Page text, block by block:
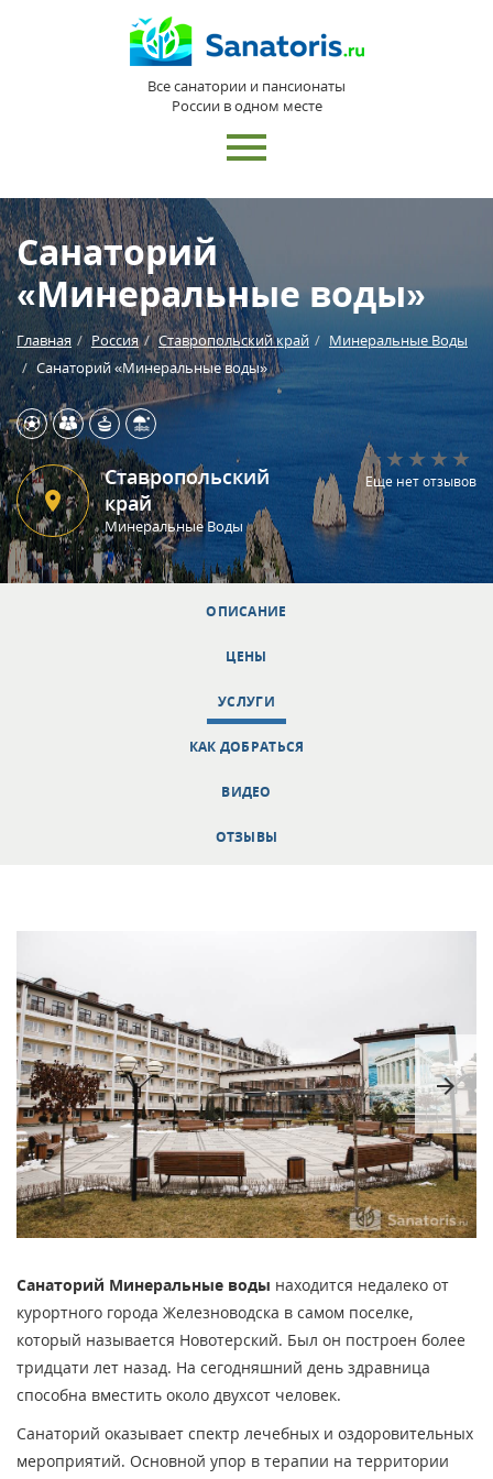
Все санатории и пансионаты
России в одном месте
Санаторий
«Минеральные воды»
Главная Россия Ставропольский край
Минеральные Воды
Санаторий «Минеральные воды»
Ставропольский
край
Минеральные Воды
Еще нет отзывов
ОПИСАНИЕ
ЦЕНЫ
УСЛУГИ
КАК ДОБРАТЬСЯ
ВИДЕО
ОТЗЫВЫ
arrow_forward
Санаторий Минеральные воды находится недалеко от
курортного города Железноводска в самом поселке,
который называется Новотерский. Был он построен более
тридцати лет назад. На сегодняшний день здравница
способна вместить около двухсот человек.
Санаторий оказывает спектр лечебных и оздоровительных
мероприятий. Основной упор в терапии на территории